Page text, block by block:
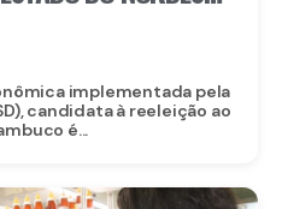
AO TOP 3
implementada pela
candidata à reeleição ao
é...